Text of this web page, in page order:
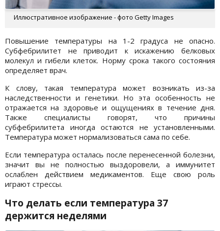
Иллюстративное изображение - фото Getty Images
Повышение температуры на 1-2 градуса не опасно.
Субфебрилитет не приводит к искажению белковых
молекул и гибели клеток. Норму срока такого состояния
определяет врач.
К слову, такая температура может возникать из-за
наследственности и генетики. Но эта особенность не
отражается на здоровье и ощущениях в течение дня.
Также специалисты говорят, что причины
субфебрилитета иногда остаются не установленными.
Температура может нормализоваться сама по себе.
Если температура осталась после перенесенной болезни,
значит вы не полностью выздоровели, а иммунитет
ослаблен действием медикаментов. Еще свою роль
играют стрессы.
Что делать если температура 37
держится неделями